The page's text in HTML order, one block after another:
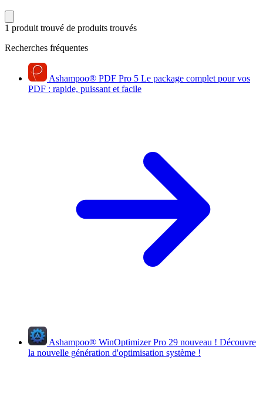
1 produit trouvé de produits trouvés
Recherches fréquentes
Ashampoo® PDF Pro 5 Le package complet pour vos
PDF : rapide, puissant et facile
Ashampoo® WinOptimizer Pro 29 nouveau ! Découvre
la nouvelle génération d'optimisation système !